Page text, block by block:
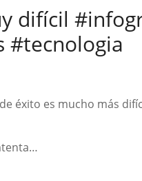
difícil
#tecnologia
éxito es mucho más